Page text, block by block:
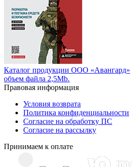
Каталог продукции ООО «Авангард»
объем файла 2,5Mb.
Правовая информация
Условия возврата
Политика конфиденциальности
Согласие на обработку ПС
Согласие на рассылку
Принимаем к оплате